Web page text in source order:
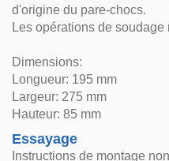
d'origine du pare-chocs.
Les opérations de
Dimensions:
Longueur: 195 mm
Largeur: 275 mm
Hauteur: 85 mm
Essayage
Instructions de montage